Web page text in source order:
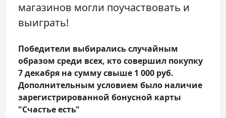
магазинов могли поучаствовать и
выиграть!
Победители выбирались случайным
образом среди всех, кто совершил покупку
7 декабря на сумму свыше 1 000 руб.
Дополнительным условием было наличие
зарегистрированной бонусной карты
"Счастье есть"